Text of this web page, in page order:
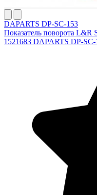
DAPARTS DP-SC-153
Показатель поворота L&R
1521683 DAPARTS DP-SC-